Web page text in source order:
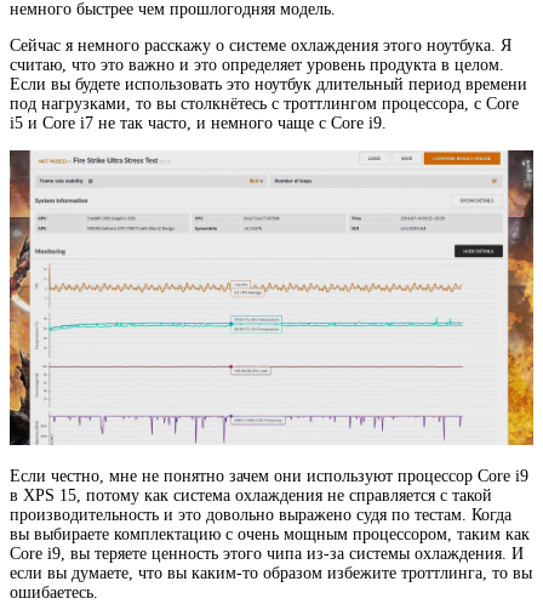
немного быстрее чем прошлогодняя модель.
Сейчас я немного расскажу о системе охлаждения этого ноутбука. Я
считаю, что это важно и это определяет уровень продукта в целом.
Если вы будете использовать это ноутбук длительный период времени
под нагрузками, то вы столкнётесь с троттлингом процессора, с Core
i5 и Core i7 не так часто, и немного чаще с Core i9.
Если честно, мне не понятно зачем они используют процессор Core i9
в XPS 15, потому как система охлаждения не справляется с такой
производительность и это довольно выражено судя по тестам. Когда
вы выбираете комплектацию с очень мощным процессором, таким как
Core i9, вы теряете ценность этого чипа из-за системы охлаждения. И
если вы думаете, что вы каким-то образом избежите троттлинга, то вы
ошибаетесь.